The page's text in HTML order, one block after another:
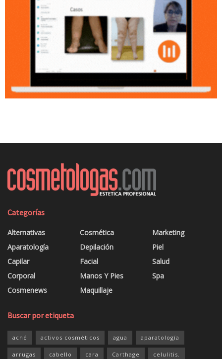
Categorías
Alternativas
Aparatología
Capilar
Corporal
Cosmenews
Cosmética
Depilación
Facial
Manos Y Pies
Maquillaje
Marketing
Piel
Salud
Spa
Buscar por etiqueta
acné activos cosméticos agua aparatología
arrugas cabello cara Carthage celulitis.